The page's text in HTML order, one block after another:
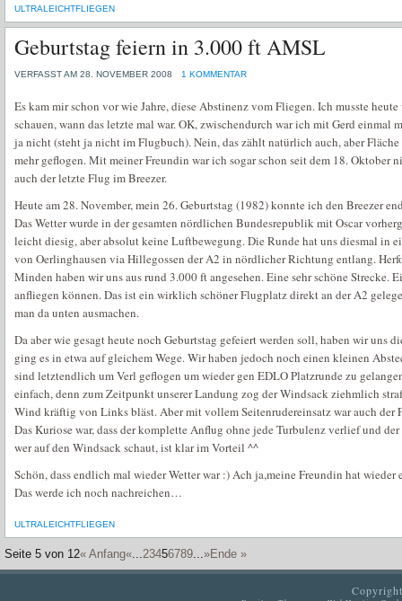
ULTRALEICHTFLIEGEN
Geburtstag feiern in 3.000 ft AMSL
VERFASST AM 28. NOVEMBER 2008 1 KOMMENTAR
Es kam mir schon vor wie Jahre, diese Abstinenz vom Fliegen. Ich musste
schauen, wann das letzte mal war. OK, zwischendurch war ich mit Gerd einmal
ja nicht (steht ja nicht im Flugbuch). Nein, das zählt natürlich auch, aber
mehr geflogen. Mit meiner Freundin war ich sogar schon seit dem 18. Oktober
auch der letzte Flug im Breezer.
Heute am 28. November, mein 26. Geburtstag (1982) konnte ich den Breezer
Das Wetter wurde in der gesamten nördlichen Bundesrepublik mit Oscar
leicht diesig, aber absolut keine Luftbewegung. Die Runde hat uns diesmal in
von Oerlinghausen via Hillegossen der A2 in nördlicher Richtung entlang.
Minden haben wir uns aus rund 3.000 ft angesehen. Eine sehr schöne Strecke.
anfliegen können. Das ist ein wirklich schöner Flugplatz direkt an der A2
man da unten ausmachen.
Da aber wie gesagt heute noch Geburtstag gefeiert werden soll, haben wir uns
ging es in etwa auf gleichem Wege. Wir haben jedoch noch einen kleinen
sind letztendlich um Verl geflogen um wieder gen EDLO Platzrunde zu
einfach, denn zum Zeitpunkt unserer Landung zog der Windsack ziehmlich
Wind kräftig von Links bläst. Aber mit vollem Seitenrudereinsatz war auch der
Das Kuriose war, dass der komplette Anflug ohne jede Turbulenz verlief und
wer auf den Windsack schaut, ist klar im Vorteil ^^
Schön, dass endlich mal wieder Wetter war :) Ach ja,meine Freundin hat
Das werde ich noch nachreichen…
ULTRALEICHTFLIEGEN
Seite 5 von 12« Anfang«...23456789...»Ende »